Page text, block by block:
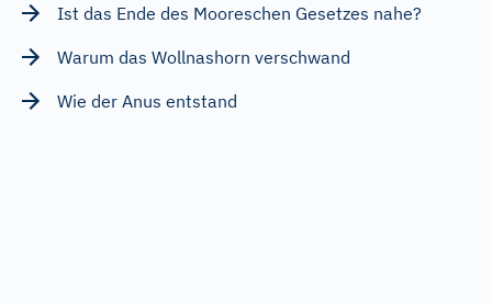
Ist das Ende des Mooreschen Gesetzes nahe?
Warum das Wollnashorn verschwand
Wie der Anus entstand